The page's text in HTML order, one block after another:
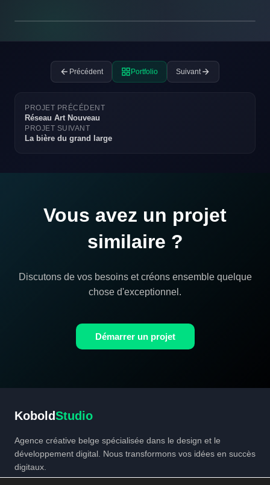
Précédent Portfolio Suivant
PROJET PRÉCÉDENT
Réseau Art Nouveau
PROJET SUIVANT
La bière du grand large
Vous avez un projet
similaire ?
Discutons de vos besoins et créons ensemble quelque
chose d'exceptionnel.
Démarrer un projet
KoboldStudio
Agence créative belge spécialisée dans le design et le
développement digital. Nous transformons vos idées en succès
digitaux.